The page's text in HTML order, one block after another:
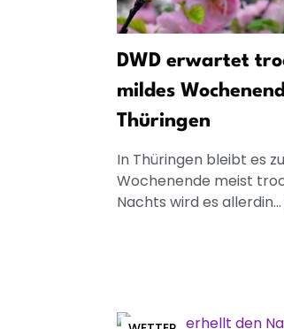
DWD erwartet
mildes
Thüringen
In Thüringen bleibt es
Wochenende meist
Nachts wird es allerdin...